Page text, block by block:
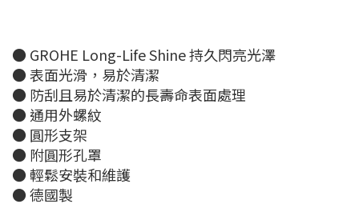
● GROHE Long-Life Shine 持久閃亮光澤
● 表面光滑，易於清潔
● 防刮且易於清潔的長壽命表面處理
● 通用外螺紋
● 圓形支架
● 附圓形孔罩
● 輕鬆安裝和維護
● 德國製